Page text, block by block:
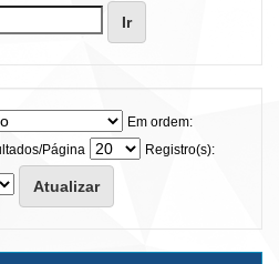
Em ordem:
Página
Registro(s):